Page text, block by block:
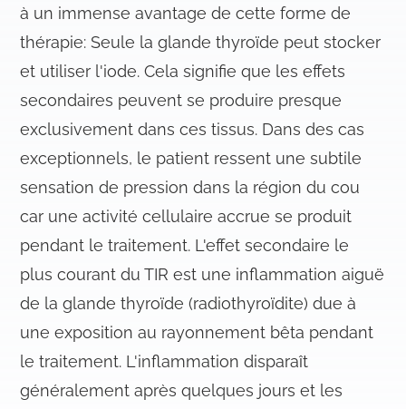
e
t
à un immense avantage de cette forme de
thérapie: Seule la glande thyroïde peut stocker
et utiliser l'iode. Cela signifie que les effets
secondaires peuvent se produire presque
exclusivement dans ces tissus. Dans des cas
exceptionnels, le patient ressent une subtile
sensation de pression dans la région du cou
car une activité cellulaire accrue se produit
pendant le traitement. L'effet secondaire le
plus courant du TIR est une inflammation aiguë
de la glande thyroïde (radiothyroïdite) due à
une exposition au rayonnement bêta pendant
le traitement. L'inflammation disparaît
généralement après quelques jours et les